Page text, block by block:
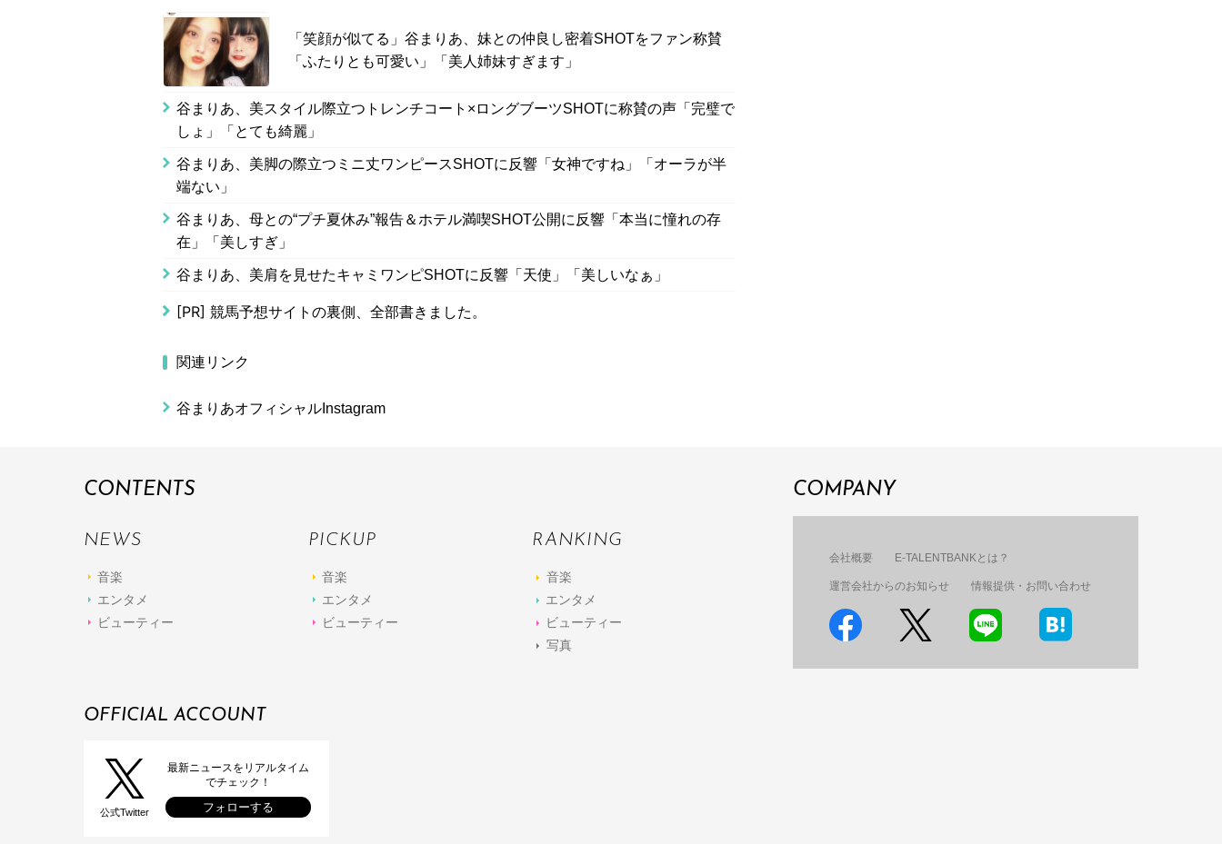
「笑顔が似てる」谷まりあ、妹との仲良し密着SHOTをファン称賛
「ふたりとも可愛い」「美人姉妹すぎます」
谷まりあ、美スタイル際立つトレンチコート×ロングブーツSHOTに称賛の声「完璧で
しょ」「とても綺麗」
谷まりあ、美脚の際立つミニ丈ワンピースSHOTに反響「女神ですね」「オーラが半
端ない」
谷まりあ、母との“プチ夏休み”報告＆ホテル満喫SHOT公開に反響「本当に憧れの存
在」「美しすぎ」
谷まりあ、美肩を見せたキャミワンピSHOTに反響「天使」「美しいなぁ」
[PR] 競馬予想サイトの裏側、全部書きました。
関連リンク
谷まりあオフィシャルInstagram
CONTENTS
NEWS
音楽
エンタメ
ビューティー
PICKUP
音楽
エンタメ
ビューティー
RANKING
音楽
エンタメ
ビューティー
写真
COMPANY
会社概要 E-TALENTBANKとは？
運営会社からのお知らせ 情報提供・お問い合わせ
OFFICIAL ACCOUNT
公式Twitter
最新ニュースをリアルタイム
でチェック！
フォローする